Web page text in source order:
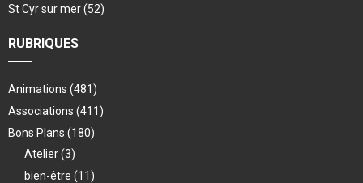
St Cyr sur mer(52)
RUBRIQUES
Animations (481)
Associations (411)
Bons Plans (180)
Atelier(3)
bien-être (11)